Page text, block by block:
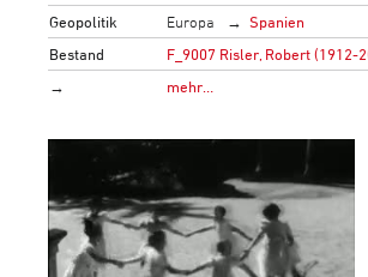
Geopolitik
Europa
Spanien
Bestand
F_9007 Risler, Robert (1912-
→
mehr…